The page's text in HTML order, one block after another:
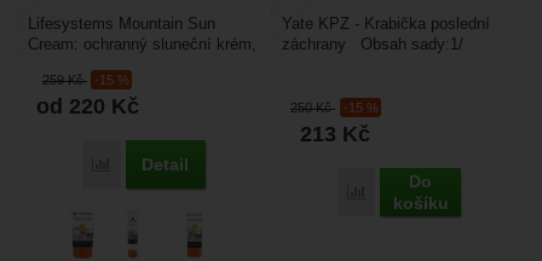
259Kč -15 %
od 220 Kč
Porovnat
Detail
Lifesystems Mountain Sun
Cream: ochranný sluneční krém,
turistiku, lezení a...
250Kč -15 %
213 Kč
Porovnat
Do
košíku
Yate KPZ - Krabička poslední
záchrany Obsah sady:1/